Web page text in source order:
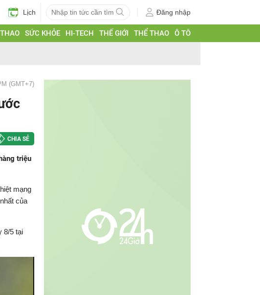
Lịch Đăng nhập
SỨC KHỎE HI-TECH THẾ GIỚI THỂ THAO Ô TÔ
(GMT+7)
CHIA SẺ
triệu
mạng
của
8/5 tại